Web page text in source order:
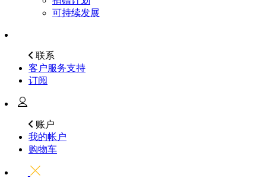
可持续发展
联系
客户服务支持
订阅
账户
我的帐户
购物车